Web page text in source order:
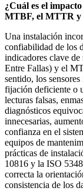
¿Cuál es el
MTBF, el MTTR y
Una instalación
confiabilidad de los
indicadores clave
Entre Fallas) y el
sentido, los
fijación deficiente o
lecturas falsas,
diagnósticos
innecesarias,
confianza en el
equipos de
prácticas de
10816 y la ISO
correcta la
consistencia de los